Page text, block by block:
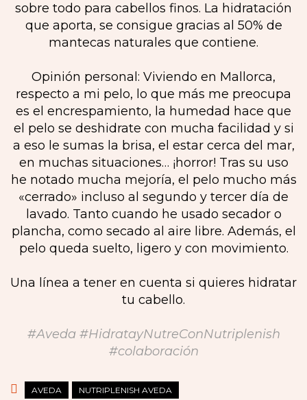
sobre todo para cabellos finos. La hidratación
que aporta, se consigue gracias al 50% de
mantecas naturales que contiene.
Opinión personal: Viviendo en Mallorca,
respecto a mi pelo, lo que más me preocupa
es el encrespamiento, la humedad hace que
el pelo se deshidrate con mucha facilidad y si
a eso le sumas la brisa, el estar cerca del mar,
en muchas situaciones… ¡horror! Tras su uso
he notado mucha mejoría, el pelo mucho más
«cerrado» incluso al segundo y tercer día de
lavado. Tanto cuando he usado secador o
plancha, como secado al aire libre. Además, el
pelo queda suelto, ligero y con movimiento.
Una línea a tener en cuenta si quieres hidratar
tu cabello.
#Aveda #HidratayNutreConNutriplenish
#colaboración
AVEDA NUTRIPLENISH AVEDA